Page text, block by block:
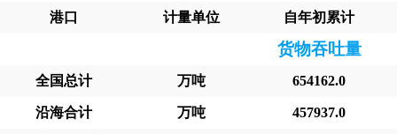
港口 计量单位 自年初累计
货物吞吐量
全国总计 万吨 654162.0
沿海合计 万吨 457937.0